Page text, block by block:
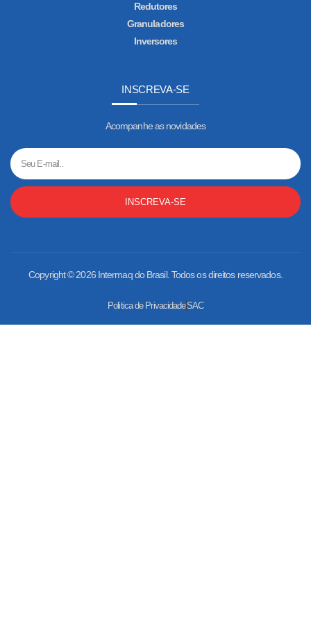
Redutores
Granuladores
Inversores
INSCREVA-SE
Acompanhe as novidades
INSCREVA-SE
Copyright © 2026 Intermaq do Brasil. Todos os direitos reservados.
Politica de PrivacidadeSAC